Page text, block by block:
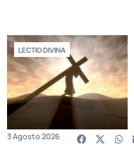
LECTIO DIVINA
3 Agosto 2026